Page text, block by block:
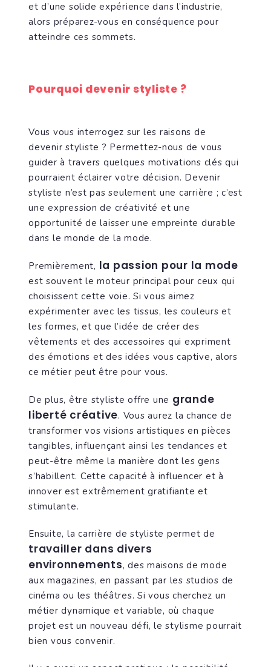
et d’une solide expérience dans l’industrie,
alors préparez-vous en conséquence pour
atteindre ces sommets.
Pourquoi devenir styliste ?
Vous vous interrogez sur les raisons de
devenir styliste ? Permettez-nous de vous
guider à travers quelques motivations clés qui
pourraient éclairer votre décision. Devenir
styliste n’est pas seulement une carrière ; c’est
une expression de créativité et une
opportunité de laisser une empreinte durable
dans le monde de la mode.
Premièrement, la passion pour la mode
est souvent le moteur principal pour ceux qui
choisissent cette voie. Si vous aimez
expérimenter avec les tissus, les couleurs et
les formes, et que l’idée de créer des
vêtements et des accessoires qui expriment
des émotions et des idées vous captive, alors
ce métier peut être pour vous.
De plus, être styliste offre une grande
liberté créative. Vous aurez la chance de
transformer vos visions artistiques en pièces
tangibles, influençant ainsi les tendances et
peut-être même la manière dont les gens
s’habillent. Cette capacité à influencer et à
innover est extrêmement gratifiante et
stimulante.
Ensuite, la carrière de styliste permet de
travailler dans divers
environnements, des maisons de mode
aux magazines, en passant par les studios de
cinéma ou les théâtres. Si vous cherchez un
métier dynamique et variable, où chaque
projet est un nouveau défi, le stylisme pourrait
bien vous convenir.